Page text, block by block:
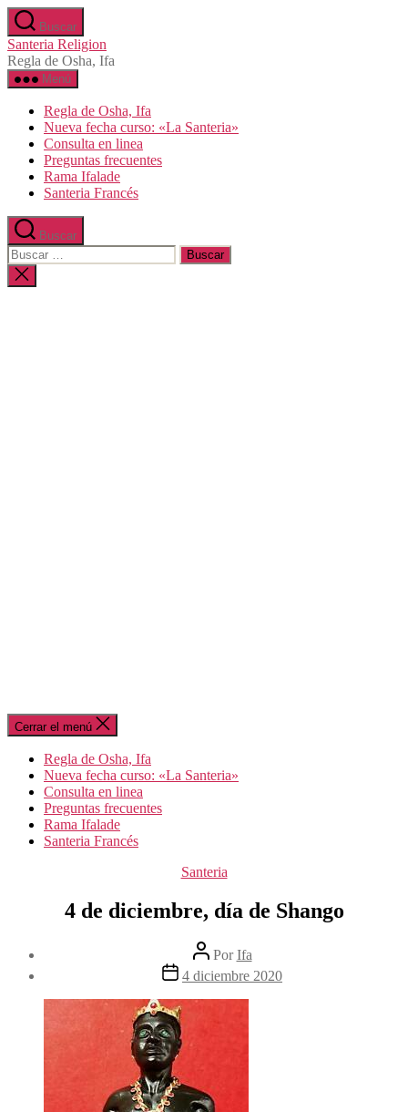
Saltar
al
contenido
Buscar
Santeria Religion
Regla de Osha, Ifa
Menú
Regla de Osha, Ifa
Nueva fecha curso: «La Santeria»
Consulta en linea
Preguntas frecuentes
Rama Ifalade
Santeria Francés
Buscar
Buscar:
Cerrar
la
Cerrar el menú
Regla de Osha, Ifa
Nueva fecha curso: «La Santeria»
Consulta en linea
Preguntas frecuentes
Rama Ifalade
Santeria Francés
Categorías
Santeria
4 de diciembre, día de Shango
Autor
de
la
entrada
PorIfa
Fecha
la
entrada
4 diciembre 2020